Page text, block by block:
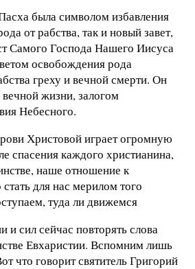
была символом избавления
от рабства, так и новый завет,
Самого Господа Нашего Иисуса
освобождения рода
греху и вечной смерти. Он
вечной жизни, залогом
Небесного.
Христовой играет огромную
спасения каждого христианина,
наше отношение к
для нас мерилом того
туда ли движемся
и сил сейчас повторять слова
Евхаристии. Вспомним лишь
что говорит святитель Григорий